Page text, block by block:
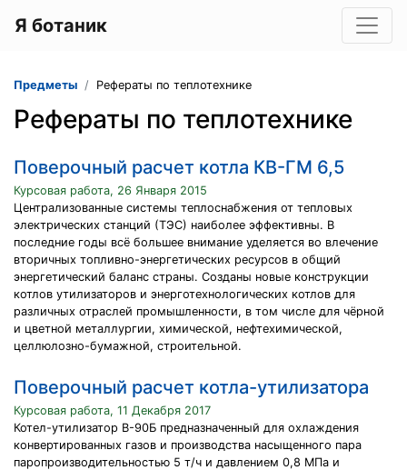
Я ботаник
Предметы Рефераты по теплотехнике
Рефераты по теплотехнике
Поверочный расчет котла КВ-ГМ 6,5
Курсовая работа, 26 Января 2015
Централизованные системы теплоснабжения от тепловых
электрических станций (ТЭС) наиболее эффективны. В
последние годы всё большее внимание уделяется во влечение
вторичных топливно-энергетических ресурсов в общий
энергетический баланс страны. Созданы новые конструкции
котлов утилизаторов и энерготехнологических котлов для
различных отраслей промышленности, в том числе для чёрной
и цветной металлургии, химической, нефтехимической,
целлюлозно-бумажной, строительной.
Поверочный расчет котла-утилизатора
Курсовая работа, 11 Декабря 2017
Котел-утилизатор В-90Б предназначенный для охлаждения
конвертированных газов и производства насыщенного пара
паропроизводительностью 5 т/ч и давлением 0,8 МПа и